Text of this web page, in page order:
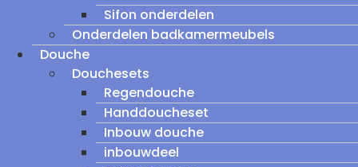
Sifon onderdelen
Onderdelen badkamermeubels
Douche
Douchesets
Regendouche
Handdoucheset
Inbouw douche
inbouwdeel